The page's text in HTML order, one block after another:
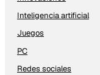
Inteligencia artificial
Juegos
PC
Redes sociales